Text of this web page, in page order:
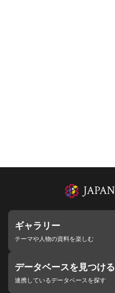
ギャラリー
テーマや人物の資料を楽しむ
データベースを見つける
連携しているデータベースを探す